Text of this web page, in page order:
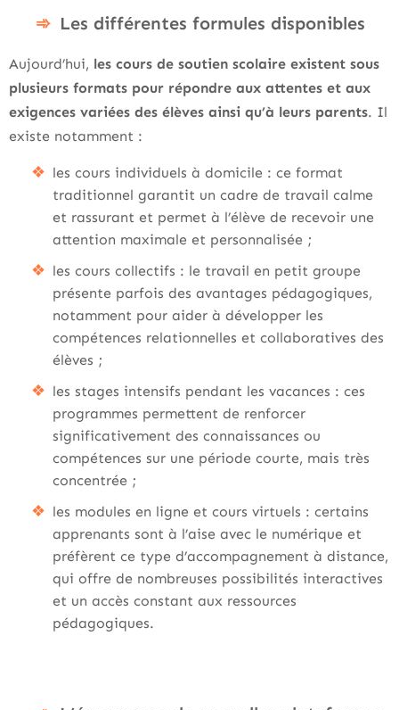
Les différentes formules disponibles
Aujourd’hui, les cours de soutien scolaire existent sous
plusieurs formats pour répondre aux attentes et aux
exigences variées des élèves ainsi qu’à leurs parents. Il
existe notamment :
les cours individuels à domicile : ce format
traditionnel garantit un cadre de travail calme
et rassurant et permet à l’élève de recevoir une
attention maximale et personnalisée ;
les cours collectifs : le travail en petit groupe
présente parfois des avantages pédagogiques,
notamment pour aider à développer les
compétences relationnelles et collaboratives des
élèves ;
les stages intensifs pendant les vacances : ces
programmes permettent de renforcer
significativement des connaissances ou
compétences sur une période courte, mais très
concentrée ;
les modules en ligne et cours virtuels : certains
apprenants sont à l’aise avec le numérique et
préfèrent ce type d’accompagnement à distance,
qui offre de nombreuses possibilités interactives
et un accès constant aux ressources
pédagogiques.